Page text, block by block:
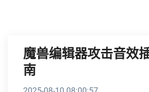
魔兽编辑器攻击音效
南